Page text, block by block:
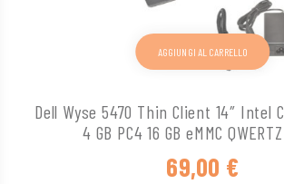
Dell Wyse 5470 Thin Client 14″ Intel
4 GB PC4 16 GB eMMC
69,00 €
AGGIUNGI AL CARRELLO